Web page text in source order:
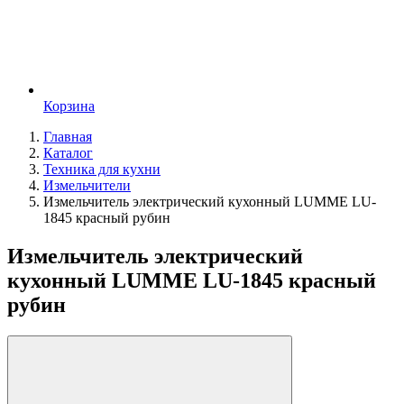
Корзина
Главная
Каталог
Техника для кухни
Измельчители
Измельчитель электрический кухонный LUMME LU-
1845 красный рубин
Измельчитель электрический
кухонный LUMME LU-1845 красный
рубин